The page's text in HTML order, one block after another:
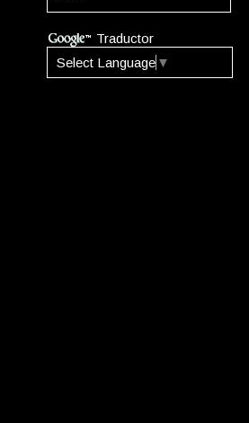
Traductor
Select Language ▼